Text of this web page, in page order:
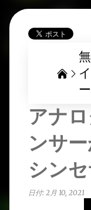
ー
アナ
ンサ
シン
日付: 2月 10, 2021